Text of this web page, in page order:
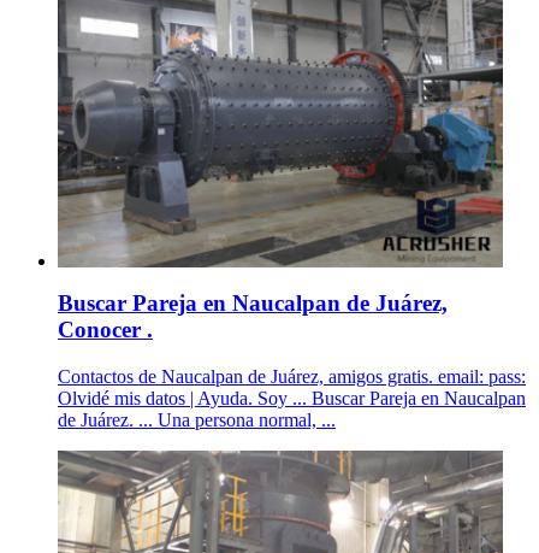
Buscar Pareja en Naucalpan de Juárez,
Conocer .
Contactos de Naucalpan de Juárez, amigos gratis. email: pass:
Olvidé mis datos | Ayuda. Soy ... Buscar Pareja en Naucalpan
de Juárez. ... Una persona normal, ...